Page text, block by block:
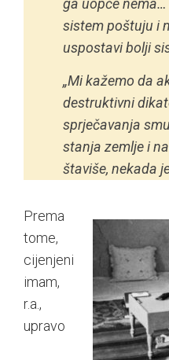
ga uopće
sistem poštuju i
uspostavi bolji
„Mi kažemo da
destruktivni
sprječavanja
stanja zemlje i
štaviše, nekada
Prema
tome,
cijenjeni
imam,
r.a.,
upravo